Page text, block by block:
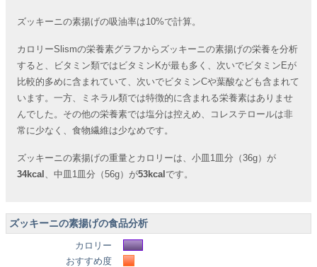
ズッキーニの素揚げの吸油率は10%で計算。
カロリーSlismの栄養素グラフからズッキーニの素揚げの栄養を分析
すると、ビタミン類ではビタミンKが最も多く、次いでビタミンEが
比較的多めに含まれていて、次いでビタミンCや葉酸なども含まれて
います。一方、ミネラル類では特徴的に含まれる栄養素はありませ
んでした。その他の栄養素では塩分は控えめ、コレステロールは非
常に少なく、食物繊維は少なめです。
ズッキーニの素揚げの重量とカロリーは、小皿1皿分（36g）が
34kcal 、中皿1皿分（56g）が53kcal です。
ズッキーニの素揚げの食品分析
カロリー
おすすめ度